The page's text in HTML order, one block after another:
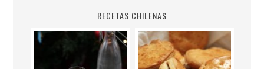
RECETAS CHILENAS